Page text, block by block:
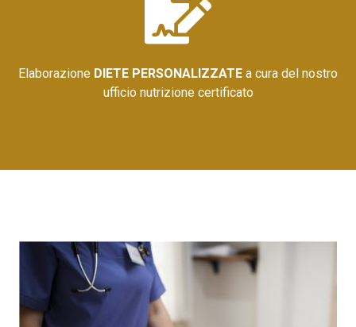
Elaborazione DIETE PERSONALIZZATE a cura del nostro
ufficio nutrizione certificato